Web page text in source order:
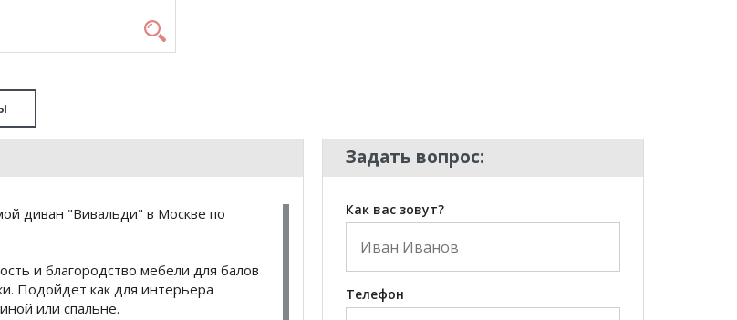
диван "Вивальди" в Москве по
и благородство мебели для балов
Подойдет как для интерьера
или спальне.
Задать вопрос:
Как вас зовут?
Телефон